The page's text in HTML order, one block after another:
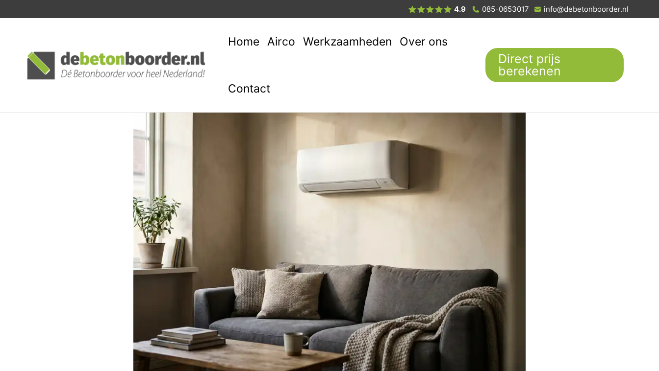
4.9 085-0653017 info@debetonboorder.nl
Home Airco Werkzaamheden Over ons
Contact
Direct prijs
berekenen
by: